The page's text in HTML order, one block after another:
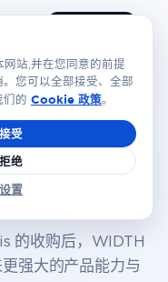
式合规平
收购
的收购后，WIDTH
强大的产品能力与
站,并在您同意的前提
。您可以全部接受、全部
们的 Cookie 政策。
受
绝
置